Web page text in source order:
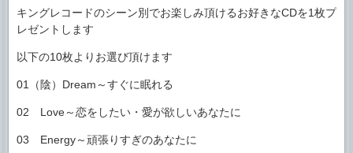
キングレコードのシーン別でお楽しみ頂けるお好きなCDを1枚プ
レゼントします
以下の10枚よりお選び頂けます
01（陰）Dream～すぐに眠れる
02 Love～恋をしたい・愛が欲しいあなたに
03 Energy～頑張りすぎのあなたに